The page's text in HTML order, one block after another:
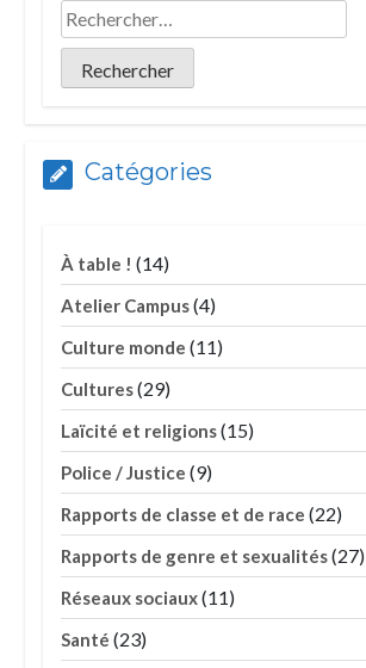
Catégories
À table ! (14)
Atelier Campus(4)
Culture monde (11)
Cultures(29)
Laïcité et religions(15)
Police / Justice (9)
Rapports de classe et de race (22)
Rapports de genre et sexualités(27)
Réseaux sociaux(11)
Santé (23)